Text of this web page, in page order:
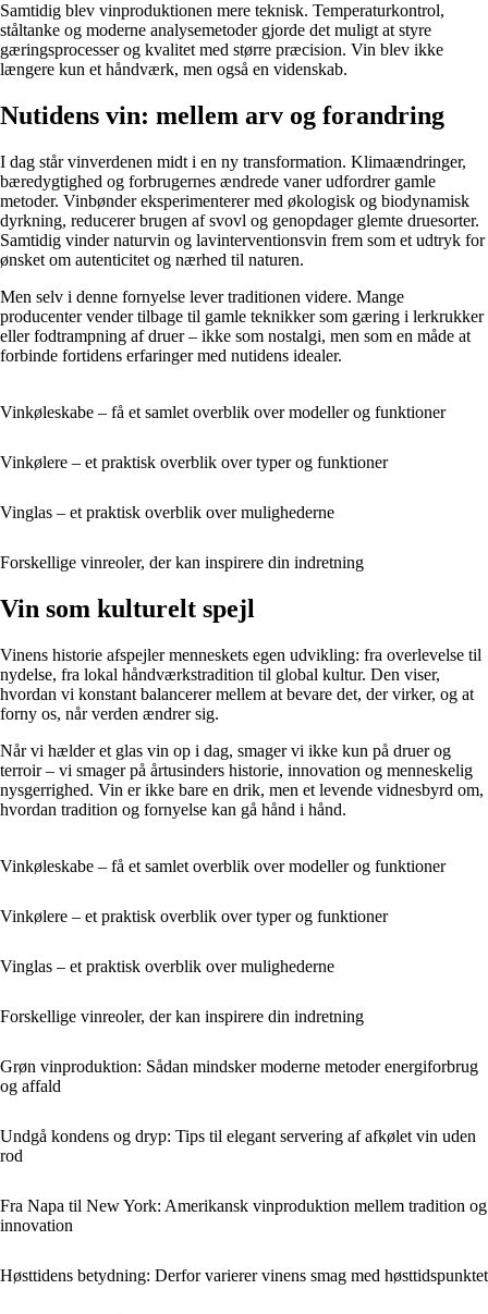
Samtidig blev vinproduktionen mere teknisk. Temperaturkontrol,
ståltanke og moderne analysemetoder gjorde det muligt at styre
gæringsprocesser og kvalitet med større præcision. Vin blev ikke
længere kun et håndværk, men også en videnskab.
Nutidens vin: mellem arv og forandring
I dag står vinverdenen midt i en ny transformation. Klimaændringer,
bæredygtighed og forbrugernes ændrede vaner udfordrer gamle
metoder. Vinbønder eksperimenterer med økologisk og biodynamisk
dyrkning, reducerer brugen af svovl og genopdager glemte druesorter.
Samtidig vinder naturvin og lavinterventionsvin frem som et udtryk for
ønsket om autenticitet og nærhed til naturen.
Men selv i denne fornyelse lever traditionen videre. Mange
producenter vender tilbage til gamle teknikker som gæring i lerkrukker
eller fodtrampning af druer – ikke som nostalgi, men som en måde at
forbinde fortidens erfaringer med nutidens idealer.
Vinkøleskabe – få et samlet overblik over modeller og funktioner
Vinkølere – et praktisk overblik over typer og funktioner
Vinglas – et praktisk overblik over mulighederne
Forskellige vinreoler, der kan inspirere din indretning
Vin som kulturelt spejl
Vinens historie afspejler menneskets egen udvikling: fra overlevelse til
nydelse, fra lokal håndværkstradition til global kultur. Den viser,
hvordan vi konstant balancerer mellem at bevare det, der virker, og at
forny os, når verden ændrer sig.
Når vi hælder et glas vin op i dag, smager vi ikke kun på druer og
terroir – vi smager på årtusinders historie, innovation og menneskelig
nysgerrighed. Vin er ikke bare en drik, men et levende vidnesbyrd om,
hvordan tradition og fornyelse kan gå hånd i hånd.
Vinkøleskabe – få et samlet overblik over modeller og funktioner
Vinkølere – et praktisk overblik over typer og funktioner
Vinglas – et praktisk overblik over mulighederne
Forskellige vinreoler, der kan inspirere din indretning
Grøn vinproduktion: Sådan mindsker moderne metoder energiforbrug
og affald
Undgå kondens og dryp: Tips til elegant servering af afkølet vin uden
rod
Fra Napa til New York: Amerikansk vinproduktion mellem tradition og
innovation
Høsttidens betydning: Derfor varierer vinens smag med høsttidspunktet